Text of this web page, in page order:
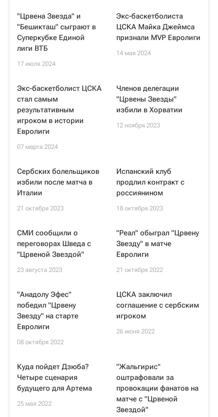
"Црвена Звезда" и
"Бешикташ" сыграют в
Суперкубке Единой
лиги ВТБ
17 июля 2024
Экс-баскетболиста
ЦСКА Майка Джеймса
признали MVP Евролиги
14 мая 2024
Экс-баскетболист ЦСКА
стал самым
результативным
игроком в истории
Евролиги
07 марта 2024
Членов делегации
"Црвены Звезды"
избили в Хорватии
12 ноября 2023
Сербских болельщиков
избили после матча в
Италии
21 октября 2023
Испанский клуб
продлил контракт с
россиянином
18 октября 2023
СМИ сообщили о
переговорах Шведа с
"Црвеной Звездой"
23 августа 2023
"Реал" обыграл "Црвену
Звезду" в матче
Евролиги
21 октября 2022
"Анадолу Эфес"
победил "Црвену
Звезду" на старте
Евролиги
08 октября 2022
ЦСКА заключил
соглашение с сербским
игроком
26 июня 2022
Куда пойдет Дзюба?
Четыре сценария
будущего для Артема
25 мая 2022
"Жальгирис"
оштрафовали за
провокации фанатов на
матче с "Црвеной
Звездой"